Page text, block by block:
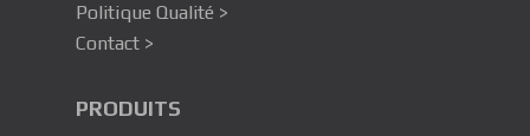
Politique Qualité >
Contact >
PRODUITS